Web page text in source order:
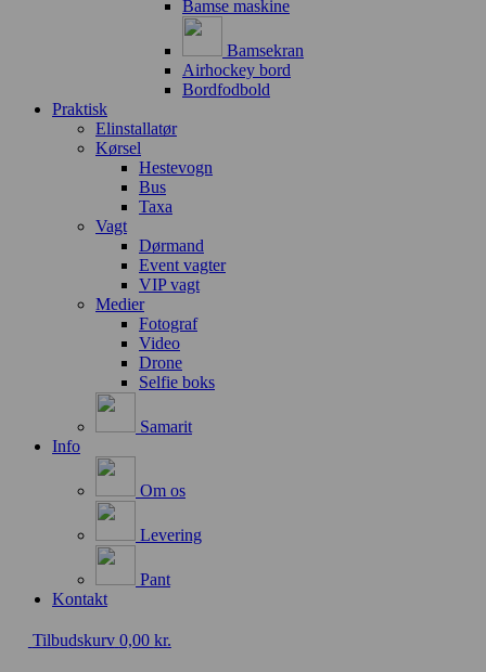
Bamse maskine
Bamsekran
Airhockey bord
Bordfodbold
Praktisk
Elinstallatør
Kørsel
Hestevogn
Bus
Taxa
Vagt
Dørmand
Event vagter
VIP vagt
Medier
Fotograf
Video
Drone
Selfie boks
Samarit
Info
Om os
Levering
Pant
Kontakt
Tilbudskurv 0,00 kr.